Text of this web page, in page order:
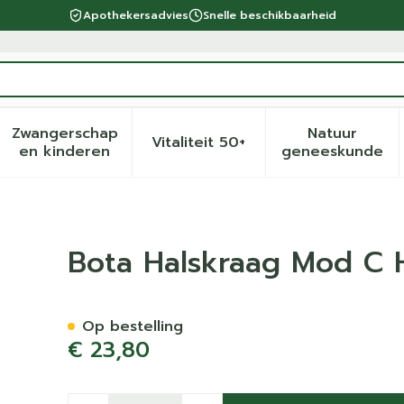
Apothekersadvies Snelle beschikbaarheid
verzorging en hygiëne categorie
voor Dieet, voeding en vitamines categorie
Zwangerschap
en kinderenToon submenu voor Zwangerschap en
Vitaliteit 50+Toon submenu voor
Natuur
geneeskunde
Toon
l Blauw
Bota Halskraag Mod C
€ 23,80
Op bestelling